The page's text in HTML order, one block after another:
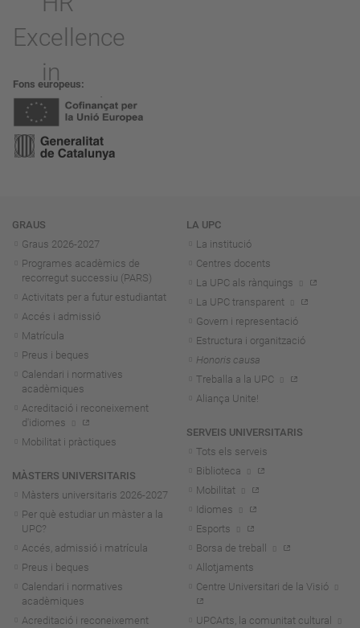
Fons europeus
Navegació
GRAUS
Graus 2026-2027
Programes acadèmics de
recorregut successiu (PARS)
Activitats per a futur estudiantat
Accés i admissió
Matrícula
Preus i beques
Calendari i normatives
acadèmiques
Acreditació i reconeixement
d'idiomes
Mobilitat i pràctiques
MÀSTERS UNIVERSITARIS
Màsters universitaris 2026-2027
Per què estudiar un màster a la
UPC?
Accés, admissió i matrícula
Preus i beques
Calendari i normatives
acadèmiques
Acreditació i reconeixement
LA UPC
La institució
Centres docents
La UPC als rànquings
La UPC transparent
Govern i representació
Estructura i organització
Honoris causa
Treballa a la UPC
Aliança Unite!
SERVEIS UNIVERSITARIS
Tots els serveis
Biblioteca
Mobilitat
Idiomes
Esports
Borsa de treball
Allotjaments
Centre Universitari de la Visió
UPCArts, la comunitat cultural